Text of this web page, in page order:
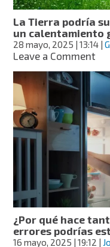
La Tierra podría
un calentamiento
28 mayo, 2025 | 13:14 |
Leave a Commenton
los
1.5
°C,
un
sin
¿Por qué hace
errores podrías
16 mayo, 2025 | 19:12 |